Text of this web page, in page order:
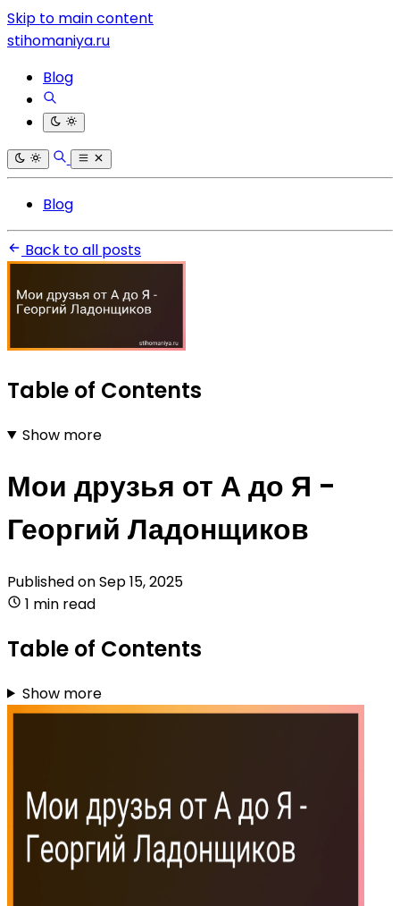
Skip to main content
stihomaniya.ru
Blog
Blog
Back to all posts
Table of Contents
Show more
Мои друзья от А до Я -
Георгий Ладонщиков
Published onSep 15, 2025
1 min read
Table of Contents
Show more